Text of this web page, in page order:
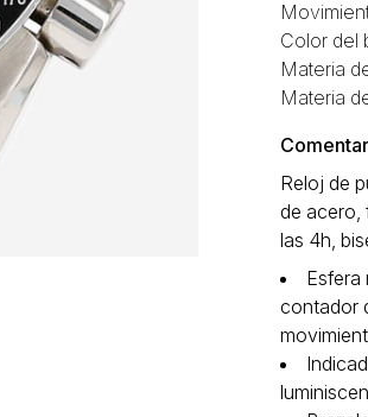
Color del
Materia
Materia
Reloj de
de acero,
las 4h,
contador